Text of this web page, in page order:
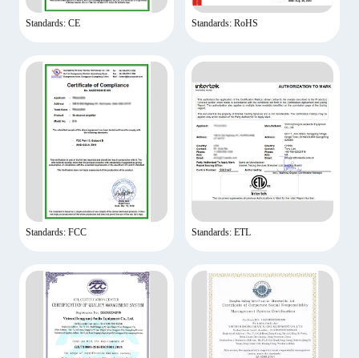
Standards: CE Standards: RoHS
Standards: FCC Standards: ETL